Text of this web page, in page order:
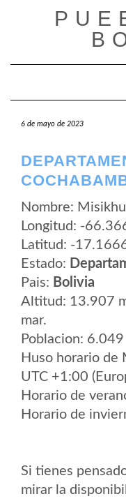
6 de mayo de 2023
Nombre:
Longitud: -
Latitud: -
Estado:
Pais: Bolivia
Altitud: 13.907
mar.
Poblacion: 6.049
Huso horario de
UTC +1:00
Horario de
Horario de
Si tienes
mirar la